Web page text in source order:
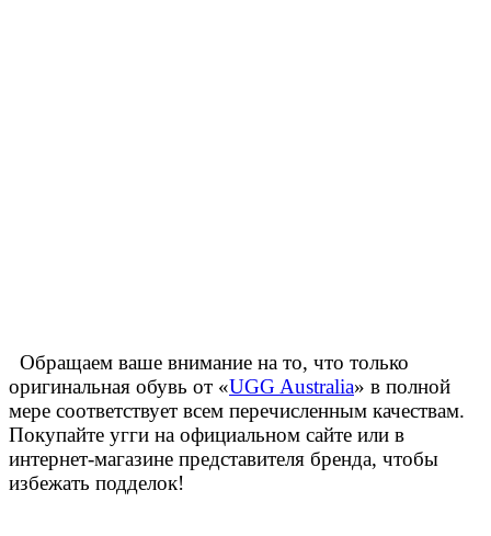
Обращаем ваше внимание на то, что только
оригинальная обувь от «UGG Australia» в полной
мере соответствует всем перечисленным качествам.
Покупайте угги на официальном сайте или в
интернет-магазине представителя бренда, чтобы
избежать подделок!